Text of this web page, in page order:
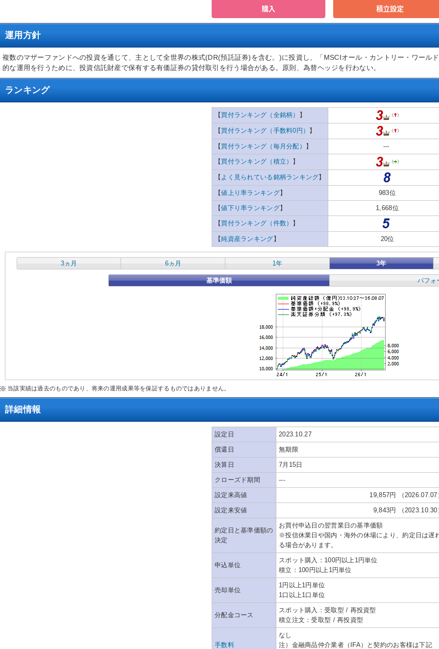
購入 積立設定
運用方針
複数のマザーファンドへの投資を通じて、主として全世界の株式(DR(預託証券)を含む。)に投資し、「MSCIオール・カントリー・ワール
的な運用を行うために、投資信託財産で保有する有価証券の貸付取引を行う場合がある。原則、為替ヘッジを行わない。
ランキング
【 買付ランキング（全銘柄） 】
【 買付ランキング（手数料0円） 】
【 買付ランキング（毎月分配） 】 ---
【 買付ランキング（積立） 】
【 よく見られている銘柄ランキング】
【値上り率ランキング】 983位
【値下り率ランキング】 1,668位
【 買付ランキング（件数） 】
【純資産ランキング 】 20位
3ヵ月 6ヵ月 1年 3年
基準価額 パフォ
当該実績は過去のものであり、将来の運用成果等を保証するものではありません。
詳細情報
設定日 2023.10.27
償還日 無期限
決算日 7月15日
クローズド期間 ---
設定来高値 19,857円 （2026.07.07
設定来安値 9,843円 （2023.10.30
約定日と基準価額の
決定
お買付申込日の翌営業日の基準価額
※投信休業日や国内・海外の休場により、約定日は遅
る場合があります。
申込単位
スポット購入：100円以上1円単位
積立：100円以上1円単位
売却単位
1円以上1円単位
1口以上1口単位
分配金コース
スポット購入：受取型 / 再投資型
積立注文：受取型 / 再投資型
手数料
なし
注）金融商品仲介業者（IFA）と契約のお客様は下記